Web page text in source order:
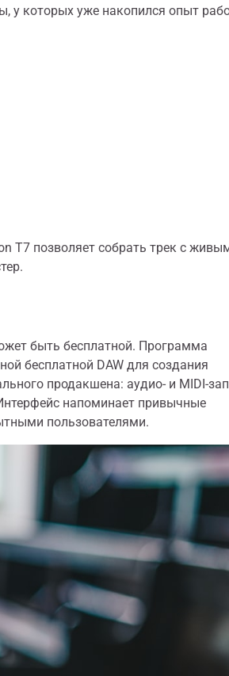
у которых уже накопился опыт
T7 позволяет собрать трек с
быть бесплатной. Программа
бесплатной DAW для создания
продакшена: аудио- и MIDI-
напоминает привычные
пользователями.